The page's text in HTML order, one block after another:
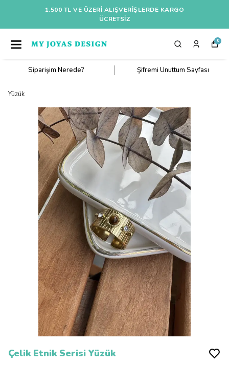
1.500 TL VE ÜZERI ALIŞVERIŞLERDE KARGO
ÜCRETSİZ
0
Siparişim Nerede? Şifremi Unuttum Sayfası
Yüzük
Çelik Etnik Serisi Yüzük